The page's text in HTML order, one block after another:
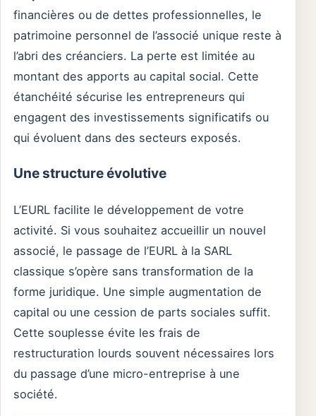
financières ou de dettes professionnelles, le
patrimoine personnel de l’associé unique reste à
l’abri des créanciers. La perte est limitée au
montant des apports au capital social. Cette
étanchéité sécurise les entrepreneurs qui
engagent des investissements significatifs ou
qui évoluent dans des secteurs exposés.
Une structure évolutive
L’EURL facilite le développement de votre
activité. Si vous souhaitez accueillir un nouvel
associé, le passage de l’EURL à la SARL
classique s’opère sans transformation de la
forme juridique. Une simple augmentation de
capital ou une cession de parts sociales suffit.
Cette souplesse évite les frais de
restructuration lourds souvent nécessaires lors
du passage d’une micro-entreprise à une
société.